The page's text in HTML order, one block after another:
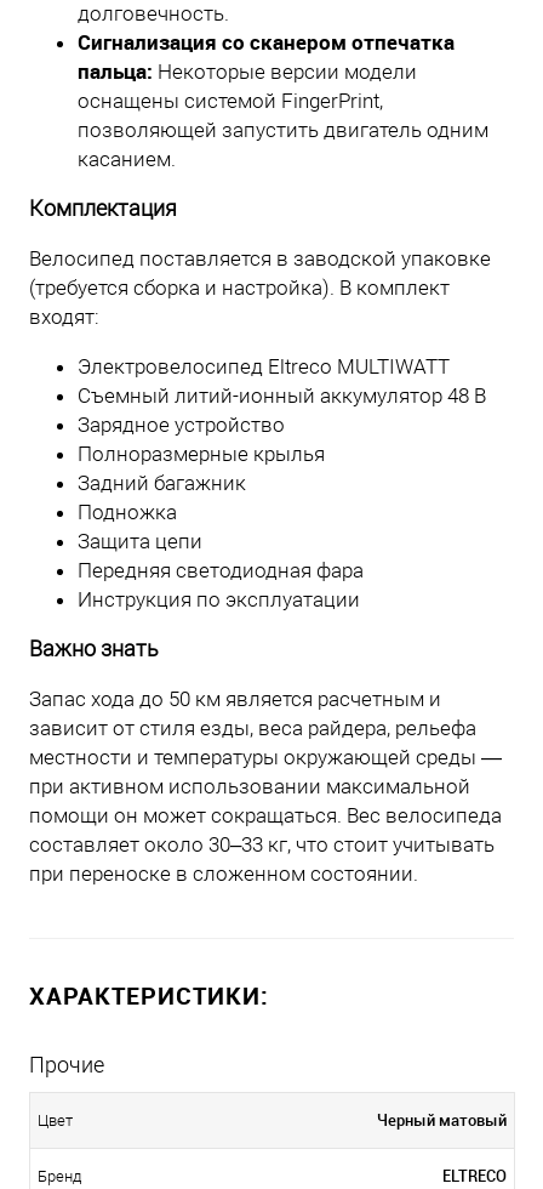
долговечность.
Сигнализация со сканером отпечатка
пальца: Некоторые версии модели
оснащены системой FingerPrint,
позволяющей запустить двигатель одним
касанием.
Комплектация
Велосипед поставляется в заводской упаковке
(требуется сборка и настройка). В комплект
входят:
Электровелосипед Eltreco MULTIWATT
Съемный литий-ионный аккумулятор 48 В
Зарядное устройство
Полноразмерные крылья
Задний багажник
Подножка
Защита цепи
Передняя светодиодная фара
Инструкция по эксплуатации
Важно знать
Запас хода до 50 км является расчетным и
зависит от стиля езды, веса райдера, рельефа
местности и температуры окружающей среды —
при активном использовании максимальной
помощи он может сокращаться. Вес велосипеда
составляет около 30–33 кг, что стоит учитывать
при переноске в сложенном состоянии.
ХАРАКТЕРИСТИКИ:
Прочие
Цвет Черный матовый
Бренд ELTRECO